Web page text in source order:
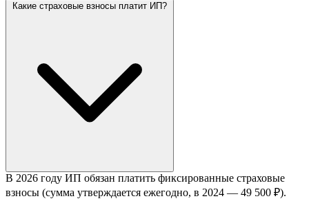
Какие страховые взносы платит ИП?
В 2026 году ИП обязан платить фиксированные страховые
взносы (сумма утверждается ежегодно, в 2024 — 49 500 ₽).